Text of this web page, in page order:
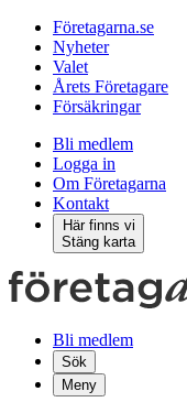
Företagarna.se
Nyheter
Valet
Årets Företagare
Försäkringar
Bli medlem
Logga in
Om Företagarna
Kontakt
Här finns vi
Stäng karta
Bli medlem
Sök
Meny